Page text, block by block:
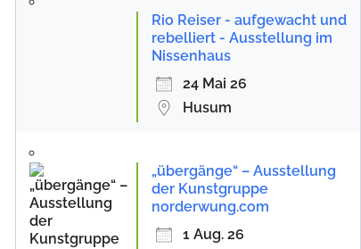
Rio Reiser - aufgewacht und
rebelliert - Ausstellung im
Nissenhaus
24 Mai 26
Husum
„übergänge“ – Ausstellung
der Kunstgruppe
norderwung.com
1 Aug. 26